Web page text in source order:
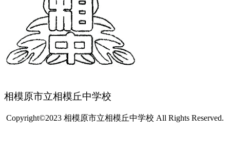
相模原市立相模丘中学校
Copyright©2023 相模原市立相模丘中学校 All Rights Reserved.